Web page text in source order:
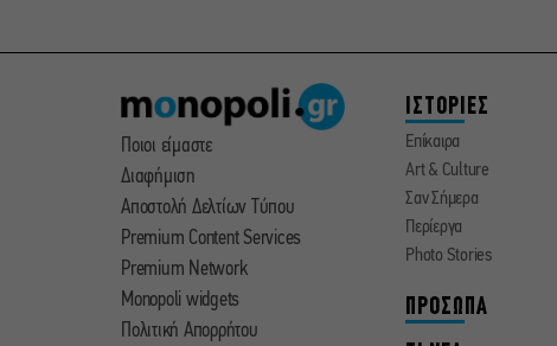
Ποιοι είμαστε
Διαφήμιση
Αποστολή Δελτίων Τύπου
Premium Content Services
Premium Network
Monopoli widgets
Πολιτική Απορρήτου
ΙΣΤΟΡΙΕΣ
Επίκαιρα
Art & Culture
Σαν Σήμερα
Περίεργα
Photo Stories
ΠΡΟΣΩΠΑ